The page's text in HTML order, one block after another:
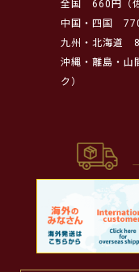
全国
660円（
中国・四国
770
九州・北海道
沖縄・離島・山
ク）